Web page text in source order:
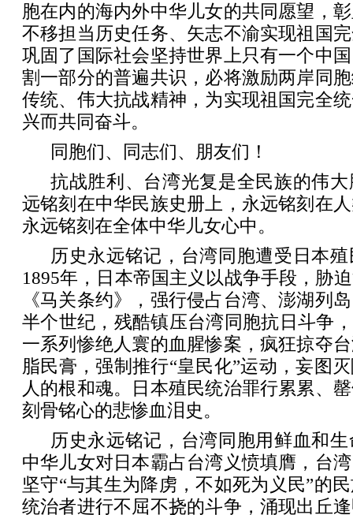
胞在内的海内外中华儿女的共同愿望，
不移担当历史任务、矢志不渝实现祖国
巩固了国际社会坚持世界上只有一个中
割一部分的普遍共识，必将激励两岸同
传统、伟大抗战精神，为实现祖国完全
兴而共同奋斗。
同胞们、同志们、朋友们！
抗战胜利、台湾光复是全民族的伟
远铭刻在中华民族史册上，永远铭刻在
永远铭刻在全体中华儿女心中。
历史永远铭记，台湾同胞遭受日本
1895年，日本帝国主义以战争手段，胁
《马关条约》，强行侵占台湾、澎湖列
半个世纪，残酷镇压台湾同胞抗日斗争
一系列惨绝人寰的血腥惨案，疯狂掠夺
脂民膏，强制推行“皇民化”运动，妄图
人的根和魂。日本殖民统治罪行累累、
刻骨铭心的悲惨血泪史。
历史永远铭记，台湾同胞用鲜血和
中华儿女对日本霸占台湾义愤填膺，台
坚守“与其生为降虏，不如死为义民”的
统治者进行不屈不挠的斗争，涌现出丘